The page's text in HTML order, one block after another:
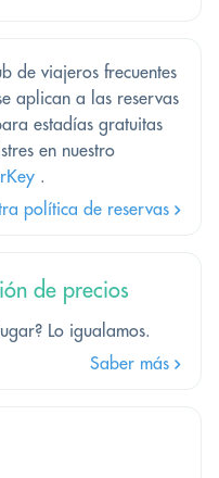
de viajeros frecuentes
aplican a las reservas
estadías gratuitas
en nuestro
.
política de reservas
de precios
Lo igualamos.
Saber más